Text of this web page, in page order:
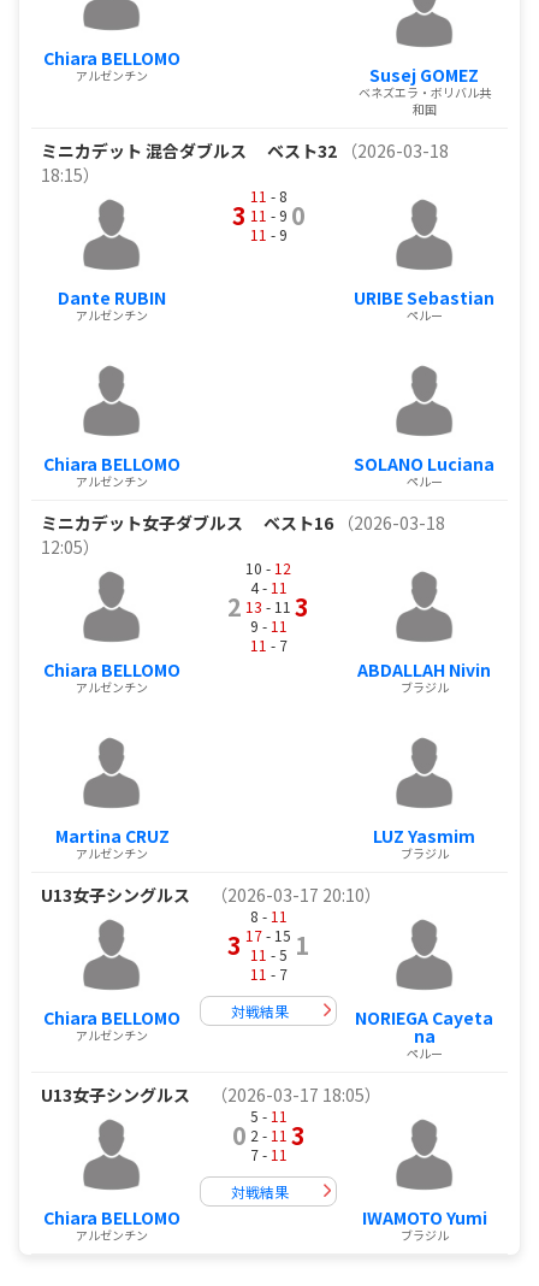
Chiara BELLOMO
アルゼンチン Susej GOMEZ
ベネズエラ・ボリバル共
和国
ミニカデット 混合ダブルス ベスト32
（2026-03-18
18:15）
Dante RUBIN
アルゼンチン
Chiara BELLOMO
アルゼンチン
3
11 - 8
11 - 9
11 - 9
0
URIBE Sebastian
ペルー
SOLANO Luciana
ペルー
ミニカデット女子ダブルス ベスト16
（2026-03-18
12:05）
Chiara BELLOMO
アルゼンチン
Martina CRUZ
アルゼンチン
2
10 - 12
4 - 11
13 - 11
9 - 11
11 - 7
3
ABDALLAH Nivin
ブラジル
LUZ Yasmim
ブラジル
U13女子シングルス （2026-03-17 20:10）
Chiara BELLOMO
アルゼンチン
3
8 - 11
17- 15
11 - 5
11 - 7
1
対戦結果 NORIEGA Cayeta
na
ペルー
U13女子シングルス （2026-03-17 18:05）
Chiara BELLOMO
アルゼンチン
0
5 - 11
2 - 11
7 - 11
3
対戦結果
IWAMOTO Yumi
ブラジル